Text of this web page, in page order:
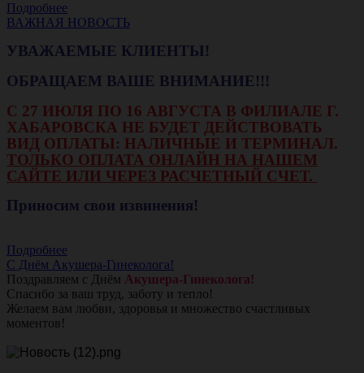
Подробнее
ВАЖНАЯ НОВОСТЬ
УВАЖАЕМЫЕ КЛИЕНТЫ!
ОБРАЩАЕМ ВАШЕ ВНИМАНИЕ!!!
С 27 ИЮЛЯ ПО 16 АВГУСТА В ФИЛИАЛЕ Г.
ХАБАРОВСКА НЕ БУДЕТ ДЕЙСТВОВАТЬ
ВИД ОПЛАТЫ: НАЛИЧНЫЕ И ТЕРМИНАЛ.
ТОЛЬКО ОПЛАТА ОНЛАЙН НА НАШЕМ
САЙТЕ ИЛИ ЧЕРЕЗ РАСЧЕТНЫЙ СЧЕТ.
Приносим свои извинения!
Подробнее
С Днём Акушера-Гинеколога!
Поздравляем с Днём Акушера-Гинеколога!
Спасибо за ваш труд, заботу и тепло!
Желаем вам любви, здоровья и множество счастливых
моментов!